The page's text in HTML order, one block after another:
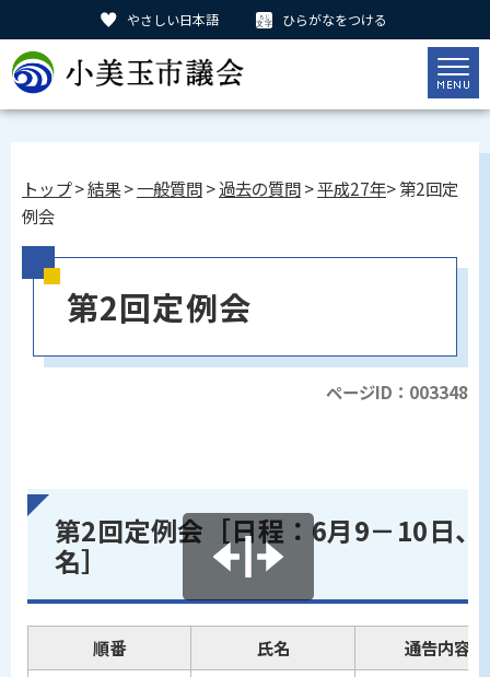
やさしい日本語 ひらがなをつける
トップ>結果>一般質問>過去の質問>平成27年> 第2回定
例会
第2回定例会
ページID：003348
第2回定例会［日程：6月9－10日
名］
順番 氏名 通告内容